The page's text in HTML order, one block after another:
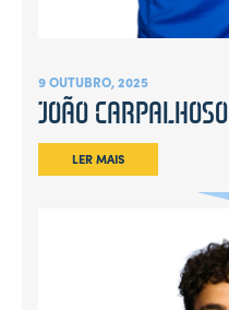
9 OUTUBRO, 2025
JOÃO CARPALHOSO
LER MAIS